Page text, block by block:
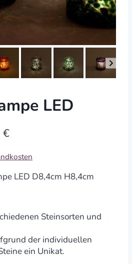
LED
€
LED D8,4cm H8,4cm
Steinsorten und
der individuellen
ein Unikat.